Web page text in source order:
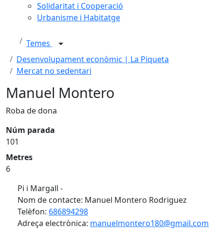
Solidaritat i Cooperació
Urbanisme i Habitatge
Temes
Desenvolupament econòmic | La Piqueta
Mercat no sedentari
Manuel Montero
Roba de dona
Núm parada
101
Metres
6
Pi i Margall -
Nom de contacte: Manuel Montero Rodriguez
Telèfon: 686894298
Adreça electrònica: manuelmontero180@gmail.com